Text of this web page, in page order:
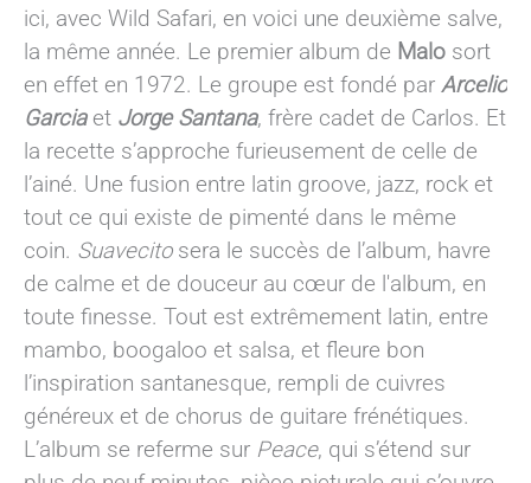
ici, avec Wild Safari, en voici une deuxième salve,
la même année. Le premier album de Malo sort
en effet en 1972. Le groupe est fondé par Arcelio
Garciaet Jorge Santana, frère cadet de Carlos. Et
la recette s’approche furieusement de celle de
l’ainé. Une fusion entre latin groove, jazz, rock et
tout ce qui existe de pimenté dans le même
coin. Suavecito sera le succès de l’album, havre
de calme et de douceur au cœur de l'album, en
toute finesse. Tout est extrêmement latin, entre
mambo, boogaloo et salsa, et fleure bon
l’inspiration santanesque, rempli de cuivres
généreux et de chorus de guitare frénétiques.
L’album se referme sur Peace, qui s’étend sur